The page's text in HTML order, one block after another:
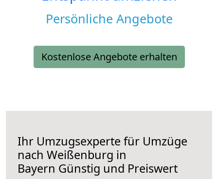
Persönliche Angebote
Kostenlose Angebote erhalten
Ihr Umzugsexperte für Umzüge
nach Weißenburg in
Bayern Günstig und Preiswert